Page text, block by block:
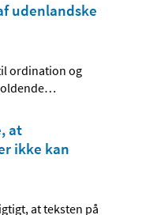
udenlandske
ordination og
…
at
ikke kan
at teksten på